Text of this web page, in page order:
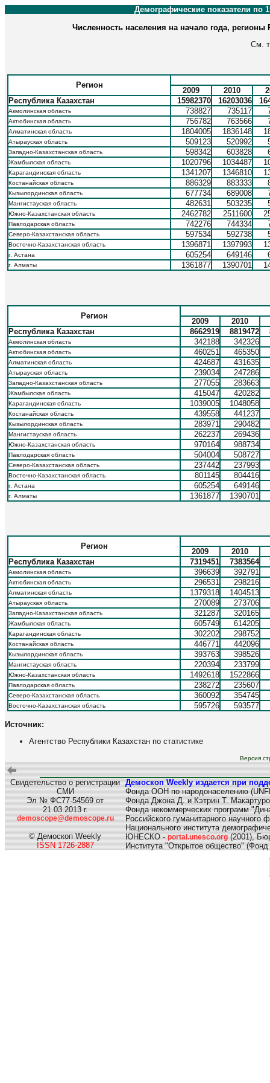
Демографические показатели
Численность населения на начало года, регионы
См.
Регион
2009 2010
Республика Казахстан
15982370 16203036
Акмолинская область 738827 735117
Актюбинская область 756782 763566
Алматинская область 1804005 1836148
Атырауская область 509123 520992
Западно-Казахстанская область 598342 603828
Жамбылская область 1020796 1034487
Карагандинская область 1341207 1346810
Костанайская область 886329 883333
Кызылординская область 677734 689008
Мангистауская область 482631 503235
Южно-Казахстанская область 2462782 2511600
Павлодарская область 742276 744334
Северо-Казахстанская область 597534 592738
Восточно-Казахстанская область 1396871 1397993
г. Астана 605254 649146
г. Алматы 1361877 1390701
Регион
2009
2010
Республика Казахстан
8662919 8819472
Акмолинская область 342188 342326
Актюбинская область 460251 465350
Алматинская область 424687 431635
Атырауская область 239034 247286
Западно-Казахстанская область 277055 283663
Жамбылская область 415047 420282
Карагандинская область 1039005 1048058
Костанайская область 439558 441237
Кызылординская область 283971 290482
Мангистауская область 262237 269436
Южно-Казахстанская область 970164 988734
Павлодарская область 504004 508727
Северо-Казахстанская область 237442 237993
Восточно-Казахстанская область 801145 804416
г. Астана 605254 649146
г. Алматы 1361877 1390701
Регион
2009
2010
Республика Казахстан
7319451 7383564
Акмолинская область 396639 392791
Актюбинская область 296531 298216
Алматинская область 1379318 1404513
Атырауская область 270089 273706
Западно-Казахстанская область 321287 320165
Жамбылская область 605749 614205
Карагандинская область 302202 298752
Костанайская область 446771 442096
Кызылординская область 393763 398526
Мангистауская область 220394 233799
Южно-Казахстанская область 1492618 1522866
Павлодарская область 238272 235607
Северо-Казахстанская область 360092 354745
Восточно-Казахстанская область 595726 593577
Источник:
Агентство Республики Казахстан по статистике
Версия
Свидетельство о регистрации
СМИ
Эл № ФС77-54569 от
21.03.2013 г.
demoscope@demoscope.ru
© Демоскоп Weekly
ISSN 1726-2887
Демоскоп Weekly издается при
Фонда ООН по народонаселению
Фонда Джона Д. и Кэтрин Т.
Фонда некоммерческих программ
Российского гуманитарного научного
Национального института
ЮНЕСКО -portal.unesco.org(2001),
Института "Открытое общество"